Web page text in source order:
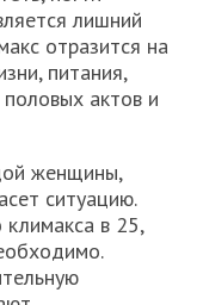
лишний
отразится на
питания,
актов и
женщины,
ситуацию.
климакса в 25,